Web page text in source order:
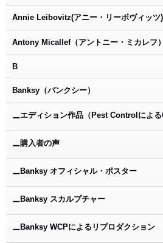
Annie Leibovitz(アニー・リーボヴィッツ)
Antony Micallef（アントニー・ミカレフ）
B
Banksy（バンクシー）
ーエディション作品（Pest Controlによる
ー購入者の声
ーBanksy オフィシャル・ポスター
ーBanksy スカルプチャー
ーBanksy WCPによるリプロダクション